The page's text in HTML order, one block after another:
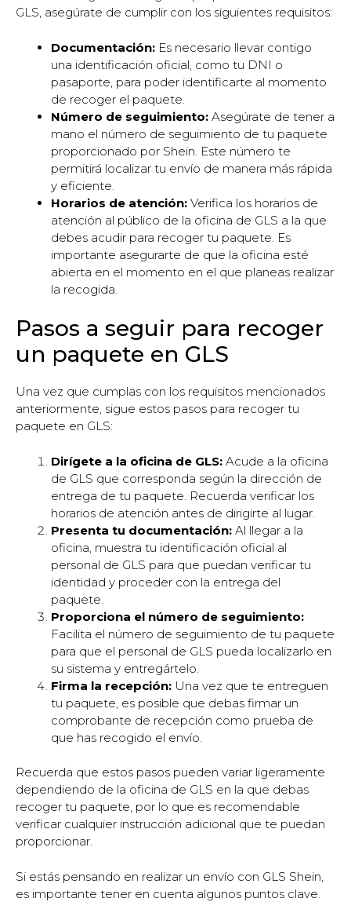
GLS, asegúrate de cumplir con los siguientes requisitos:
Documentación: Es necesario llevar contigo
una identificación oficial, como tu DNI o
pasaporte, para poder identificarte al momento
de recoger el paquete.
Número de seguimiento: Asegúrate de tener a
mano el número de seguimiento de tu paquete
proporcionado por Shein. Este número te
permitirá localizar tu envío de manera más rápida
y eficiente.
Horarios de atención: Verifica los horarios de
atención al público de la oficina de GLS a la que
debes acudir para recoger tu paquete. Es
importante asegurarte de que la oficina esté
abierta en el momento en el que planeas realizar
la recogida.
Pasos a seguir para recoger
un paquete en GLS
Una vez que cumplas con los requisitos mencionados
anteriormente, sigue estos pasos para recoger tu
paquete en GLS:
Dirígete a la oficina de GLS: Acude a la oficina
de GLS que corresponda según la dirección de
entrega de tu paquete. Recuerda verificar los
horarios de atención antes de dirigirte al lugar.
Presenta tu documentación: Al llegar a la
oficina, muestra tu identificación oficial al
personal de GLS para que puedan verificar tu
identidad y proceder con la entrega del
paquete.
Proporciona el número de seguimiento:
Facilita el número de seguimiento de tu paquete
para que el personal de GLS pueda localizarlo en
su sistema y entregártelo.
Firma la recepción: Una vez que te entreguen
tu paquete, es posible que debas firmar un
comprobante de recepción como prueba de
que has recogido el envío.
Recuerda que estos pasos pueden variar ligeramente
dependiendo de la oficina de GLS en la que debas
recoger tu paquete, por lo que es recomendable
verificar cualquier instrucción adicional que te puedan
proporcionar.
Si estás pensando en realizar un envío con GLS Shein,
es importante tener en cuenta algunos puntos clave.